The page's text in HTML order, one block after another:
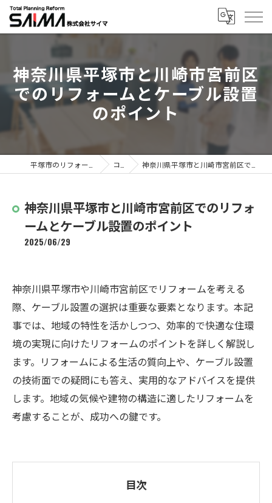
神奈川県平塚市と川崎市宮前区
でのリフォームとケーブル設置
のポイント
コラム 神奈川県平塚市と川崎市宮前区でのリフォームとケーブル設置のポイント
神奈川県平塚市と川崎市宮前区でのリフォ
ームとケーブル設置のポイント
2025/06/29
神奈川県平塚市や川崎市宮前区でリフォームを考える
際、ケーブル設置の選択は重要な要素となります。本記
事では、地域の特性を活かしつつ、効率的で快適な住環
境の実現に向けたリフォームのポイントを詳しく解説し
ます。リフォームによる生活の質向上や、ケーブル設置
の技術面での疑問にも答え、実用的なアドバイスを提供
します。地域の気候や建物の構造に適したリフォームを
考慮することが、成功への鍵です。
目次